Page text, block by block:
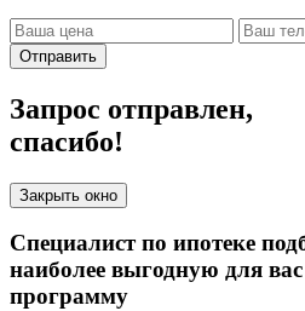
Отправить
Запрос отправлен,
спасибо!
Закрыть окно
Специалист по ипотеке
наиболее выгодную для
программу